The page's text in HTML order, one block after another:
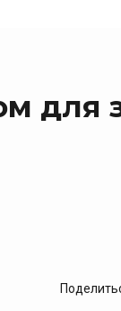
для